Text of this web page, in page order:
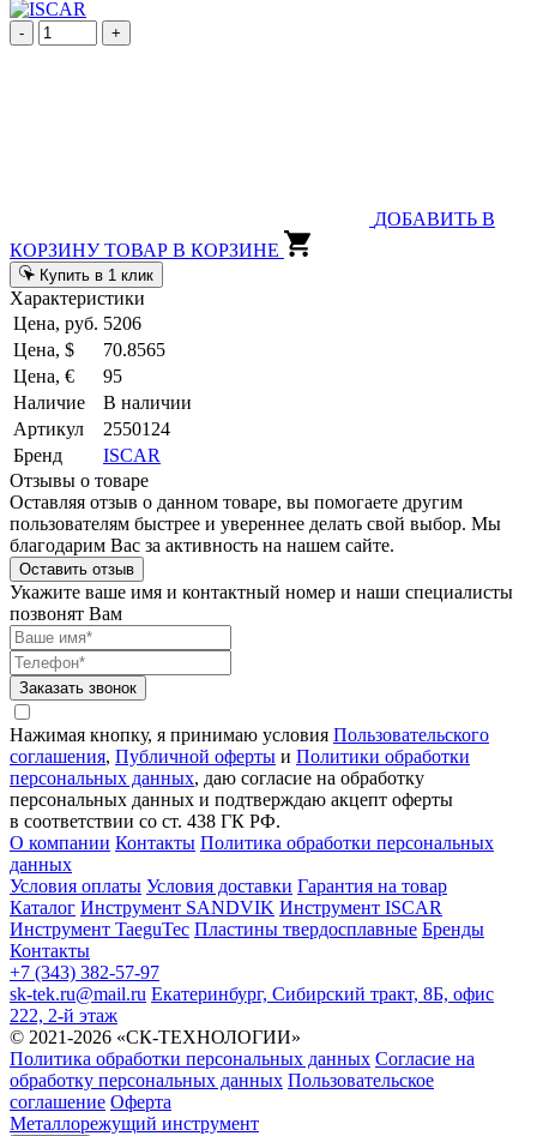
- +
ДОБАВИТЬ В
КОРЗИНУ ТОВАР В КОРЗИНЕ
Купить в 1 клик
Характеристики
Цена, руб. 5206
Цена, $
70.8565
Цена, €
95
Наличие
В наличии
Артикул
2550124
Бренд
ISCAR
Отзывы о товаре
Оставляя отзыв о данном товаре, вы помогаете другим
пользователям быстрее и увереннее делать свой выбор. Мы
благодарим Вас за активность на нашем сайте.
Оставить отзыв
Укажите ваше имя и контактный номер и наши специалисты
позвонят Вам
Заказать звонок
Нажимая кнопку, я принимаю условия Пользовательского
соглашения, Публичной оферты и Политики обработки
персональных данных, даю согласие на обработку
персональных данных и подтверждаю акцепт оферты
в соответствии со ст. 438 ГК РФ.
О компании Контакты Политика обработки персональных
данных
Условия оплаты Условия доставки Гарантия на товар
Каталог Инструмент SANDVIK Инструмент ISCAR
Инструмент TaeguTec Пластины твердосплавные Бренды
Контакты
+7 (343) 382-57-97
sk-tek.ru@mail.ru Екатеринбург, Сибирский тракт, 8Б, офис
222, 2-й этаж
© 2021-2026 «СК-ТЕХНОЛОГИИ»
Политика обработки персональных данных Согласие на
обработку персональных данных Пользовательское
соглашение Оферта
Металлорежущий инструмент